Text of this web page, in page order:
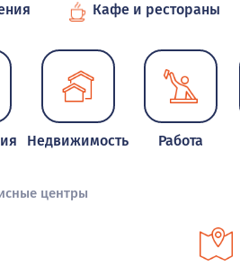
Кафе и рестораны
Недвижимость Работа
центры